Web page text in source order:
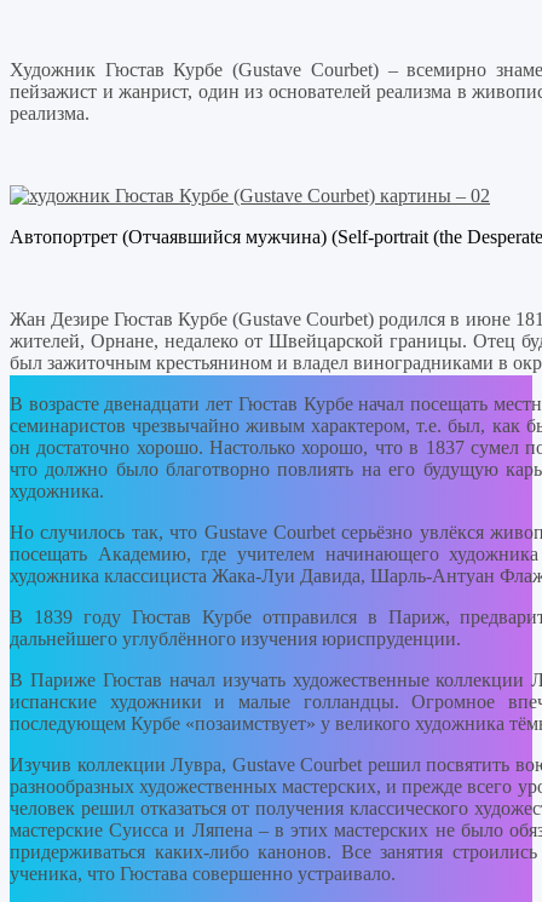
Художник Гюстав Курбе (Gustave Courbet) – всемирно
пейзажист и жанрист, один из основателей реализма в
реализма.
Автопортрет (Отчаявшийся мужчина) (Self-portrait (the
Жан Дезире Гюстав Курбе (Gustave Courbet) родился в июне
жителей, Орнане, недалеко от Швейцарской границы. Отец
был зажиточным крестьянином и владел виноградниками в
В возрасте двенадцати лет Гюстав Курбе начал посещать
семинаристов чрезвычайно живым характером, т.е. был, как
он достаточно хорошо. Настолько хорошо, что в 1837 сумел
что должно было благотворно повлиять на его будущую
художника.
Но случилось так, что Gustave Courbet серьёзно увлёкся
посещать Академию, где учителем начинающего
художника классициста Жака-Луи Давида, Шарль-Антуан
В 1839 году Гюстав Курбе отправился в Париж,
дальнейшего углублённого изучения юриспруденции.
В Париже Гюстав начал изучать художественные коллекции
испанские художники и малые голландцы. Огромное
последующем Курбе «позаимствует» у великого художника
Изучив коллекции Лувра, Gustave Courbet решил посвятить
разнообразных художественных мастерских, и прежде всего
человек решил отказаться от получения классического
мастерские Суисса и Ляпена – в этих мастерских не было
придерживаться каких-либо канонов. Все занятия
ученика, что Гюстава совершенно устраивало.